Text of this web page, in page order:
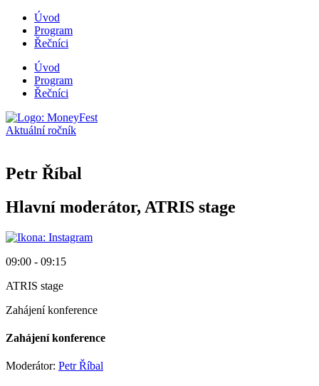
Úvod
Program
Řečníci
Úvod
Program
Řečníci
Aktuální ročník
Petr Říbal
Hlavní moderátor, ATRIS stage
09:00 - 09:15
ATRIS stage
Zahájení konference
Zahájení konference
Moderátor: Petr Říbal